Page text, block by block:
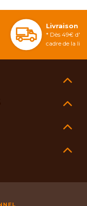
Livraison
* Dès 49€
cadre de la